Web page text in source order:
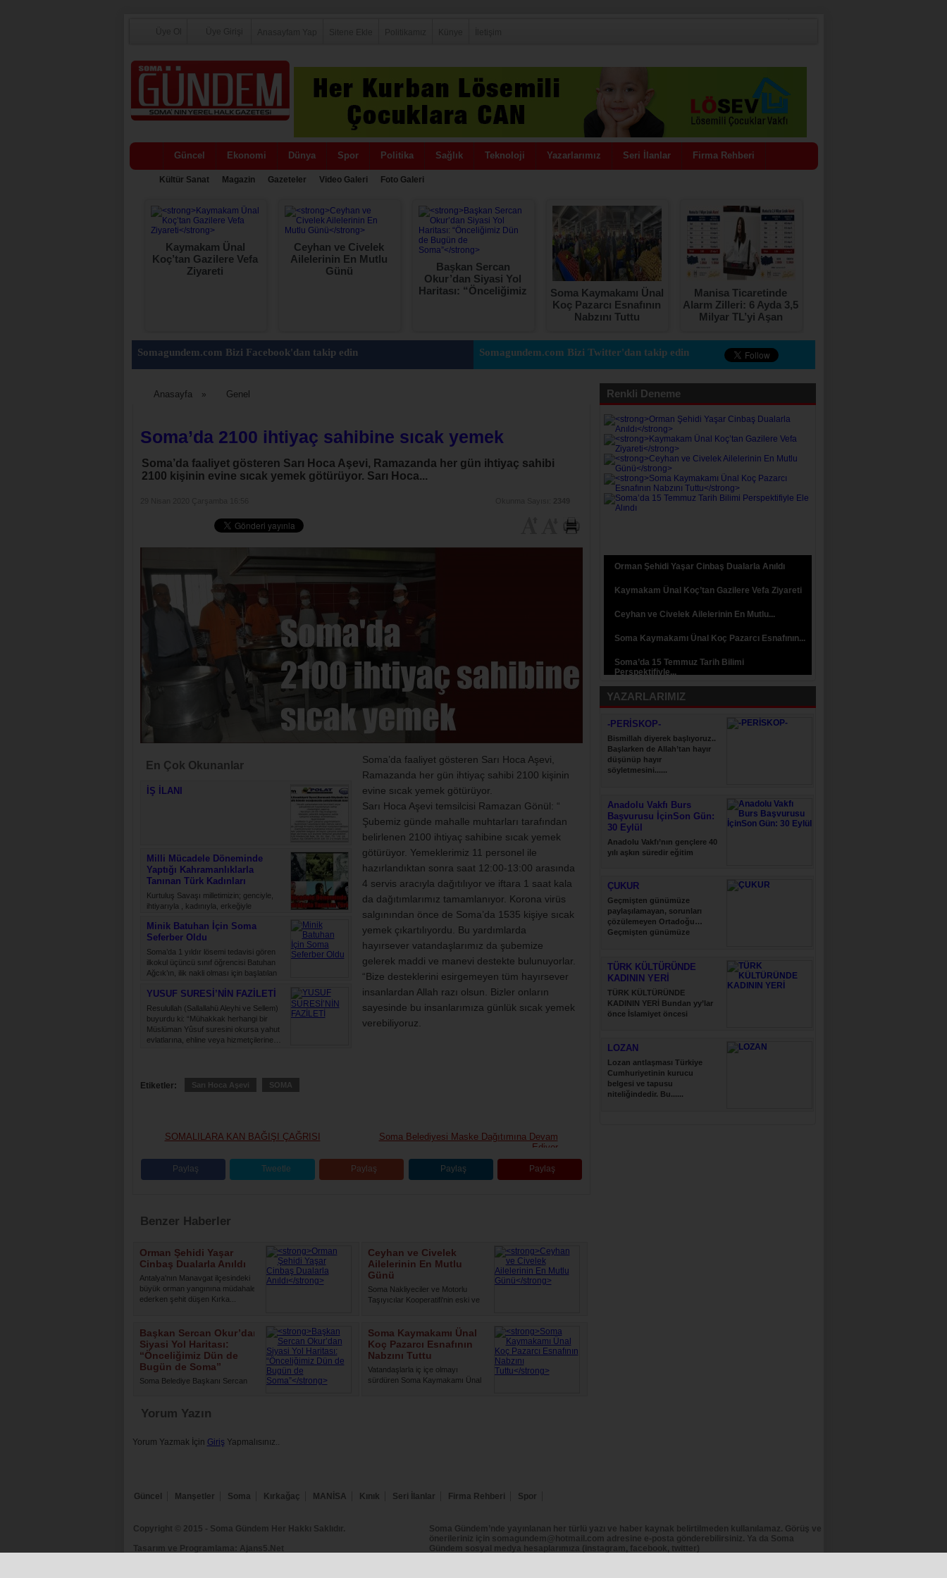
Güncel Ekonomi Dünya Spor Politika Sağlık Teknoloji Yazarlarımız Seri İlanlar Firma Rehberi
Kültür Sanat Magazin Gazeteler Video Galeri Foto Galeri
Kaymakam Ünal
Koç’tan Gazilere Vefa
Ziyareti
Ceyhan ve Civelek
Ailelerinin En Mutlu
Günü
Başkan Sercan
Okur’dan Siyasi Yol
Haritası: “Önceliğimiz
Soma Kaymakamı Ünal
Koç Pazarcı Esnafının
Nabzını Tuttu
Manisa Ticaretinde
Alarm Zilleri: 6 Ayda 3,5
Milyar TL’yi Aşan
Protestolu Senet
Somagundem.com Bizi Facebook'dan takip edin Somagundem.com Bizi Twitter'dan takip edin
Anasayfa » Genel
Soma’da 2100 ihtiyaç sahibine sıcak yemek
Soma’da faaliyet gösteren Sarı Hoca Aşevi, Ramazanda her gün ihtiyaç sahibi
2100 kişinin evine sıcak yemek götürüyor. Sarı Hoca...
En Çok Okunanlar
İŞ İLANI
Milli Mücadele Döneminde
Yaptığı Kahramanlıklarla
Tanınan Türk Kadınları
Kurtuluş Savaşı milletimizin; genciyle,
ihtiyarıyla , kadınıyla, erkeğiyle
kalım mücadelesidir. Bu savaş, daima
hür…
Minik Batuhan İçin Soma
Seferber Oldu
Soma’da 1 yıldır lösemi tedavisi gören
ilkokul üçüncü sınıf öğrencisi Batuhan
Ağcık’ın, ilik nakli olması için başlatılan
YUSUF SURESİ’NİN FAZİLETİ
Resulullah (Sallallahü Aleyhi ve Sellem)
buyurdu ki: “Mühakkak herhangi bir
Müslüman Yûsuf suresini okursa yahut
evlatlarına, ehline veya hizmetçilerine…
Soma’da faaliyet gösteren Sarı Hoca Aşevi,
Ramazanda her gün ihtiyaç sahibi 2100 kişinin
evine sıcak yemek götürüyor.
Sarı Hoca Aşevi temsilcisi Ramazan Gönül: “
Şubemiz günde mahalle muhtarları tarafından
belirlenen 2100 ihtiyaç sahibine sıcak yemek
götürüyor. Yemeklerimiz 11 personel ile
hazırlandıktan sonra saat 12:00-13:00 arasında
4 servis aracıyla dağıtılıyor ve iftara 1 saat kala
da dağıtımlarımız tamamlanıyor. Korona virüs
salgınından önce de Soma’da 1535 kişiye sıcak
yemek çıkartılıyordu. Bu yardımlarda
hayırsever vatandaşlarımız da şubemize
gelerek maddi ve manevi destekte bulunuyorlar.
“Bize desteklerini esirgemeyen tüm hayırsever
insanlardan Allah razı olsun. Bizler onların
sayesinde bu insanlarımıza günlük sıcak yemek
verebiliyoruz.
Etiketler: Sarı Hoca Aşevi SOMA
SOMALILARA KAN BAĞIŞI ÇAĞRISI
Soma Belediyesi Maske Dağıtımına Devam
Ediyor
Paylaş Tweetle Paylaş Paylaş Paylaş
Benzer Haberler
Orman Şehidi Yaşar
Cinbaş Dualarla Anıldı
Antalya'nın Manavgat ilçesindeki
büyük orman yangınına müdahale
ederken şehit düşen Kırka...
Ceyhan ve Civelek
Ailelerinin En Mutlu
Günü
Soma Nakliyeciler ve Motorlu
Taşıyıcılar Kooperatifi'nin eski ve
Başkan Sercan Okur’dan
Siyasi Yol Haritası:
“Önceliğimiz Dün de
Bugün de Soma”
Soma Belediye Başkanı Sercan
Soma Kaymakamı Ünal
Koç Pazarcı Esnafının
Nabzını Tuttu
Vatandaşlarla iç içe olmayı
sürdüren Soma Kaymakamı Ünal
Yorum Yazın
Yorum Yazmak İçin Giriş Yapmalısınız..
Renkli Deneme
Orman Şehidi Yaşar Cinbaş Dualarla Anıldı
Kaymakam Ünal Koç’tan Gazilere Vefa Ziyareti
Ceyhan ve Civelek Ailelerinin En Mutlu...
Soma Kaymakamı Ünal Koç Pazarcı Esnafının...
Soma’da 15 Temmuz Tarih Bilimi
Perspektifiyle...
YAZARLARIMIZ
-PERİSKOP-
Bismillah diyerek başlıyoruz..
Başlarken de Allah’tan hayır
düşünüp hayır
söyletmesini......
Anadolu Vakfı Burs
Başvurusu İçinSon Gün:
30 Eylül
Anadolu Vakfı’nın gençlere 40
yılı aşkın süredir eğitim
ÇUKUR
Geçmişten günümüze
paylaşılamayan, sorunları
çözülemeyen Ortadoğu…
Geçmişten günümüze
TÜRK KÜLTÜRÜNDE
KADININ YERİ
TÜRK KÜLTÜRÜNDE
KADININ YERİ Bundan yy’lar
önce İslamiyet öncesi
LOZAN
Lozan antlaşması Türkiye
Cumhuriyetinin kurucu
belgesi ve tapusu
niteliğindedir. Bu......
Güncel Manşetler Soma Kırkağaç MANİSA Kınık Seri İlanlar Firma Rehberi Spor
Soma Gündem’nde yayınlanan her türlü yazı ve haber kaynak belirtilmeden kullanılamaz. Görüş ve
önerileriniz için somagundem@hotmail.com adresine e-posta gönderebilirsiniz. Ya da Soma
Gündem sosyal medya hesaplarımıza (instagram, facebook, twitter)
Copyright © 2015 - Soma Gündem Her Hakkı Saklıdır.
Tasarım ve Programlama:
Ajans5.Net